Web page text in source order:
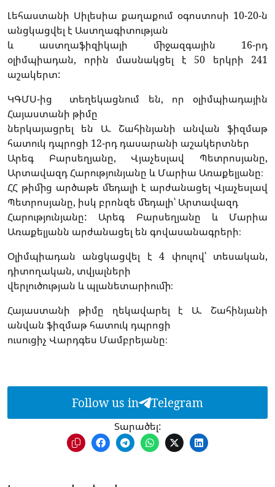
Լեհաստանի Սիլեսիա քաղաքում օգոստոսի 10-20-ն
անցկացվել է Աստղագիտության
և աստղաֆիզիկայի միջազգային 16-րդ
օլիմպիադան, որին մասնակցել է 50 երկրի 241
աշակերտ:
ԿԳՄՍ-ից տեղեկացնում են, որ օլիմպիադային
Հայաստանի թիմը
ներկայացրել են Ա. Շահինյանի անվան ֆիզմաթ
հատուկ դպրոցի 12-րդ դասարանի աշակերտներ
Արեգ Բարսեղյանը, Վյաչեսլավ Պետրոսյանը,
Արտավազդ Հարությունյանը և Մարիա Առաքելյանը։
ՀՀ թիմից արծաթե մեդալի է արժանացել Վյաչեսլավ
Պետրոսյանը, իսկ բրոնզե մեդալի՝ Արտավազդ
Հարությունյանը: Արեգ Բարսեղյանը և Մարիա
Առաքելյանն արժանացել են գովասանագրերի։
Օլիմպիադան անցկացվել է 4 փուլով՝ տեսական,
դիտողական, տվյալների
վերլուծության և պլանետարիումի։
Հայաստանի թիմը ղեկավարել է Ա. Շահինյանի
անվան ֆիզմաթ հատուկ դպրոցի
ուսուցիչ Վարդգես Մամբրեյանը։
Follow us in Telegram
Տարածել: